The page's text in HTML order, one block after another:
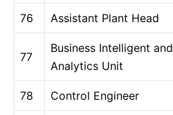
76 Assistant Plant Head
77
Business Intelligent and
Analytics Unit
78 Control Engineer